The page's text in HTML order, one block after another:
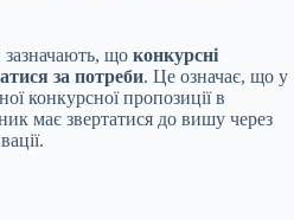
зазначають, що конкурсні
за потреби. Це означає, що у
конкурсної пропозиції в
має звертатися до вишу через